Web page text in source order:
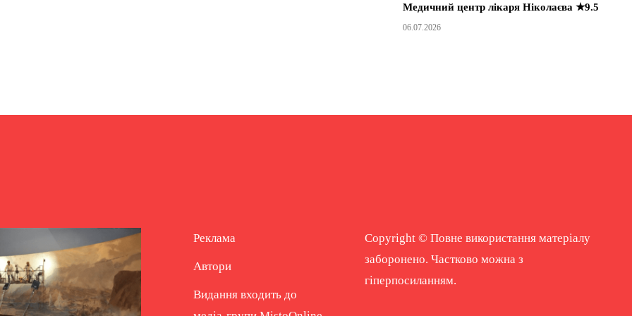
Медичний центр лікаря Ніколаєва ★9.5
06.07.2026
Реклама
Автори
Видання входить до
Copyright © Повне використання матеріалу
заборонено. Частково можна з
гіперпосиланням.